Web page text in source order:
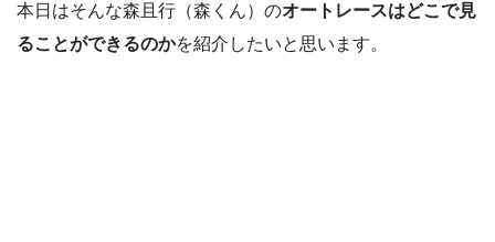
本日はそんな森且行（森くん）のオートレースはどこで見
ることができるのかを紹介したいと思います。